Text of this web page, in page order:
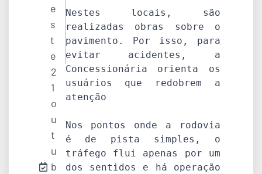
e
s
t
e
2
1
o
u
t
u
b
Nestes locais, são
realizadas obras sobre o
pavimento. Por isso, para
evitar acidentes, a
Concessionária orienta os
usuários que redobrem a
atenção
Nos pontos onde a rodovia
é de pista simples, o
tráfego flui apenas por um
dos sentidos e há operação